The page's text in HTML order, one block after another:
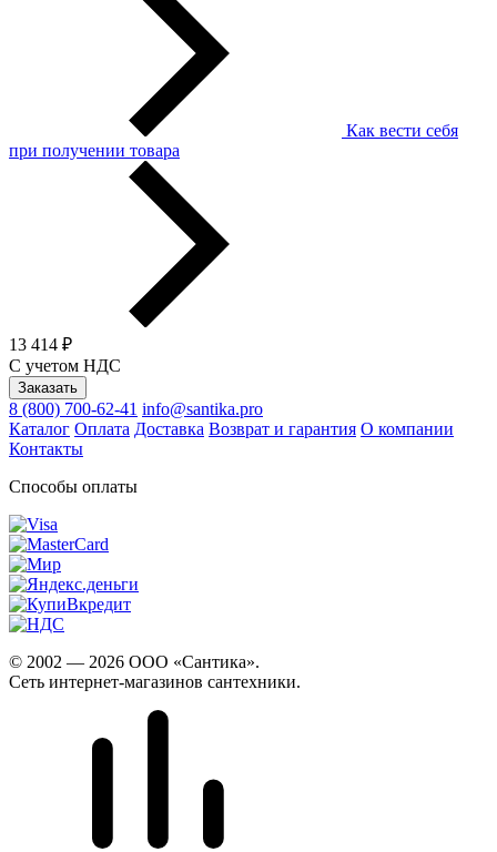
Как вести себя
при получении товара
13 414 ₽
С учетом НДС
Заказать
8 (800) 700-62-41 info@santika.pro
Каталог Оплата Доставка Возврат и гарантия О компании
Контакты
Способы оплаты
© 2002 — 2026 ООО «Сантика».
Сеть интернет-магазинов сантехники.